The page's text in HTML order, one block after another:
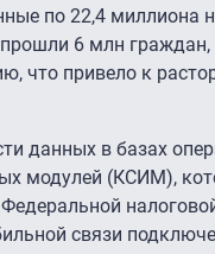
по 22,4 миллиона
6 млн
что привело к
данных в базах
модулей (КСИМ),
связи